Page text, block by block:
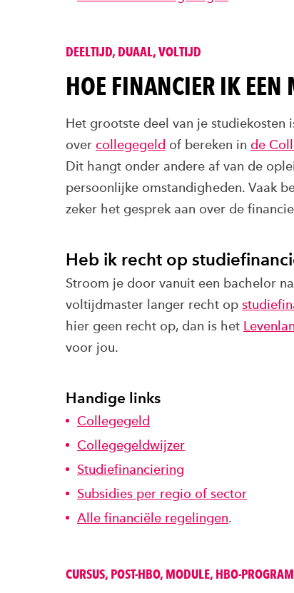
DEELTIJD, DUAAL, VOLTIJD
HOE FINANCIER IK EEN
Het grootste deel van je studiekosten
over collegegeld of bereken in de
Dit hangt onder andere af van de
persoonlijke omstandigheden. Vaak
zeker het gesprek aan over de
Heb ik recht op
Stroom je door vanuit een bachelor
voltijdmaster langer recht op
hier geen recht op, dan is het
voor jou.
Handige links
Collegegeld
Collegegeldwijzer
Studiefinanciering
Subsidies per regio of sector
Alle financiële regelingen.
CURSUS, POST-HBO, MODULE, HBO-